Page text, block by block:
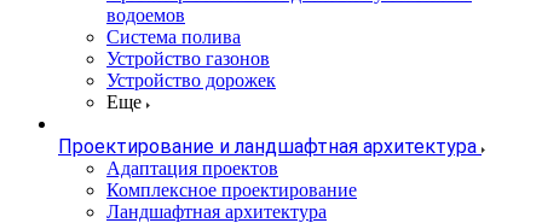
водоемов
Система полива
Устройство газонов
Устройство дорожек
Еще
Проектирование и ландшафтная архитектура
Адаптация проектов
Комплексное проектирование
Ландшафтная архитектура